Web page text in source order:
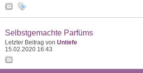
Selbstgemachte Parfüms
Letzter Beitrag von Untiefe
15.02.2020 16:43